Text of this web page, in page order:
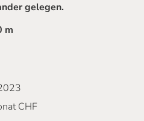
gelegen.
m
CHF